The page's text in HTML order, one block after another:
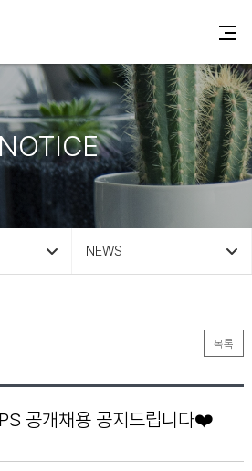
NEWS
목록
공개채용 공지드립니다❤️